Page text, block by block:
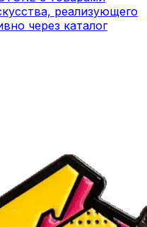
реализующего
через каталог